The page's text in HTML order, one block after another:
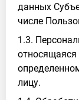
данных
числе
1.3.
лицу.